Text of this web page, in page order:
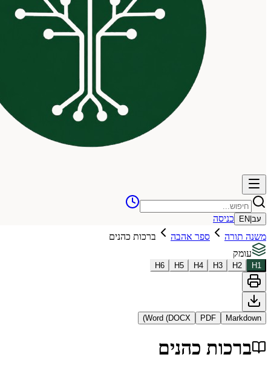
עב EN
כניסה
משנה תורה
ספר אהבה
ברכות כהנים
עומק
H1
H2
H3
H4
H5
H6
Markdown
PDF
Word (DOCX)
ברכות כהנים